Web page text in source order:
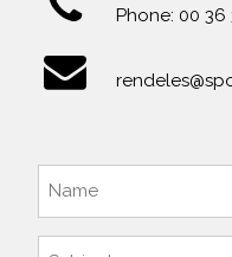
Phone: 00 36